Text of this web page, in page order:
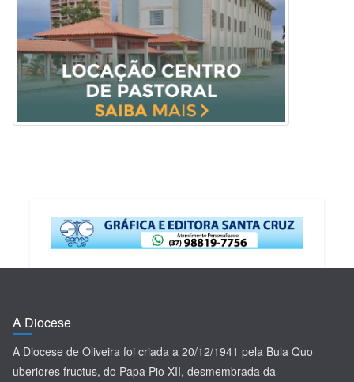
A Diocese
A Diocese de Oliveira foi criada a 20/12/1941 pela Bula Quo
uberiores fructus, do Papa Pio XII, desmembrada da